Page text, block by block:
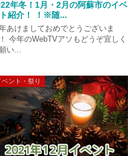
年冬！1月・2月の阿蘇市のイベ
紹介！ ！※随...
あけましておめでとうございま
今年のWebTVアソもどうぞ宜しく
い...
ベント・祭り